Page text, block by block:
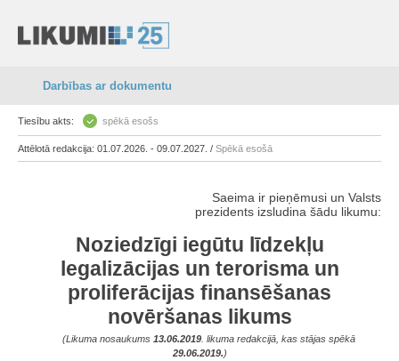
Darbības ar dokumentu
Tiesību akts: spēkā esošs
Attēlotā redakcija: 01.07.2026. - 09.07.2027. / Spēkā esošā
Saeima ir pieņēmusi un Valsts
prezidents izsludina šādu likumu:
Noziedzīgi iegūtu līdzekļu
legalizācijas un terorisma un
proliferācijas finansēšanas
novēršanas likums
(Likuma nosaukums 13.06.2019. likuma redakcijā, kas stājas spēkā
29.06.2019.)